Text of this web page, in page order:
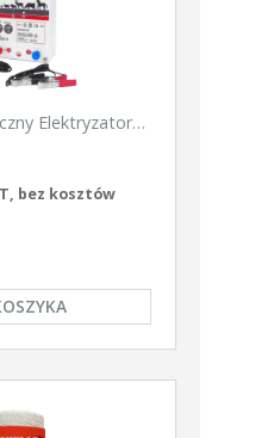
Elektryzator
AS-6300
bez kosztów